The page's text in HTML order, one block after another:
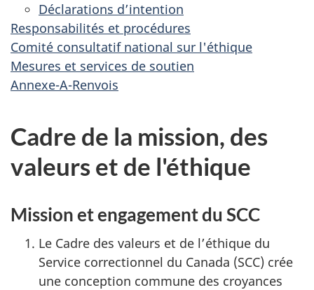
Déclarations d’intention
Responsabilités et procédures
Comité consultatif national sur l'éthique
Mesures et services de soutien
Annexe-A-Renvois
Cadre de la mission, des
valeurs et de l'éthique
Mission et engagement du SCC
Le Cadre des valeurs et de l’éthique du
Service correctionnel du Canada (SCC) crée
une conception commune des croyances